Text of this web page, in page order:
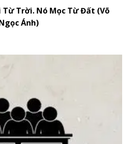
Từ Trời. Nó Mọc Từ Đất (Võ
Ánh)